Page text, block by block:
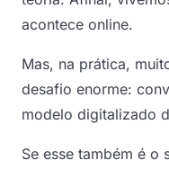
acontece online.
Mas, na prática,
desafio enorme:
modelo digitalizado
Se esse também é o